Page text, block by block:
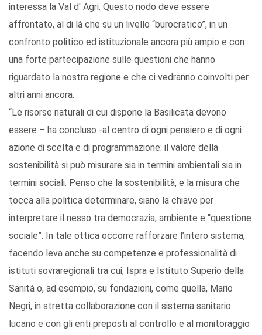
interessa la Val d' Agri. Questo nodo deve essere
affrontato, al di là che su un livello “burocratico”, in un
confronto politico ed istituzionale ancora più ampio e con
una forte partecipazione sulle questioni che hanno
riguardato la nostra regione e che ci vedranno coinvolti per
altri anni ancora.
“Le risorse naturali di cui dispone la Basilicata devono
essere – ha concluso -al centro di ogni pensiero e di ogni
azione di scelta e di programmazione: il valore della
sostenibilità si può misurare sia in termini ambientali sia in
termini sociali. Penso che la sostenibilità, e la misura che
tocca alla politica determinare, siano la chiave per
interpretare il nesso tra democrazia, ambiente e “questione
sociale”. In tale ottica occorre rafforzare l’intero sistema,
facendo leva anche su competenze e professionalità di
istituti sovraregionali tra cui, Ispra e Istituto Superio della
Sanità o, ad esempio, su fondazioni, come quella, Mario
Negri, in stretta collaborazione con il sistema sanitario
lucano e con gli enti preposti al controllo e al monitoraggio